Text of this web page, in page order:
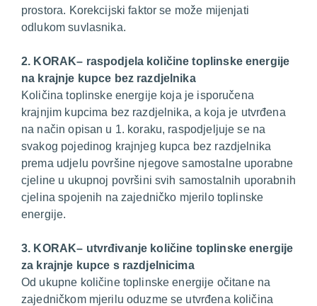
prostora. Korekcijski faktor se može mijenjati
odlukom suvlasnika.
2. KORAK– raspodjela količine toplinske energije
na krajnje kupce bez razdjelnika
Količina toplinske energije koja je isporučena
krajnjim kupcima bez razdjelnika, a koja je utvrđena
na način opisan u 1. koraku, raspodjeljuje se na
svakog pojedinog krajnjeg kupca bez razdjelnika
prema udjelu površine njegove samostalne uporabne
cjeline u ukupnoj površini svih samostalnih uporabnih
cjelina spojenih na zajedničko mjerilo toplinske
energije.
3. KORAK– utvrđivanje količine toplinske energije
za krajnje kupce s razdjelnicima
Od ukupne količine toplinske energije očitane na
zajedničkom mjerilu oduzme se utvrđena količina